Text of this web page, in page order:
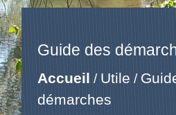
Guide des
Accueil / Utile /
démarches